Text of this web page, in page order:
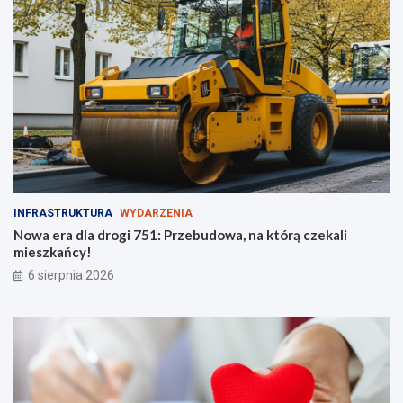
y
ś
c
i
INFRASTRUKTURA WYDARZENIA
Nowa era dla drogi 751: Przebudowa, na którą czekali
mieszkańcy!
6 sierpnia 2026